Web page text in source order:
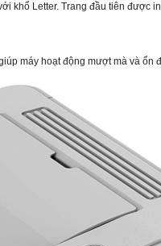
khổ Letter. Trang đầu tiên
máy hoạt động mượt mà và ổn